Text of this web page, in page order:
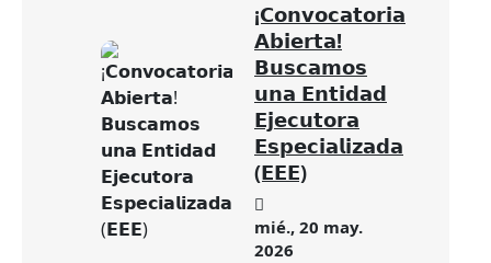
¡𝗖𝗼𝗻𝘃𝗼𝗰𝗮𝘁𝗼𝗿𝗶𝗮
𝗔𝗯𝗶𝗲𝗿𝘁𝗮!
𝗕𝘂𝘀𝗰𝗮𝗺𝗼𝘀
𝘂𝗻𝗮 𝗘𝗻𝘁𝗶𝗱𝗮𝗱
𝗘𝗷𝗲𝗰𝘂𝘁𝗼𝗿𝗮
𝗘𝘀𝗽𝗲𝗰𝗶𝗮𝗹𝗶𝘇𝗮𝗱𝗮
(𝗘𝗘𝗘)
mié., 20 may.
2026